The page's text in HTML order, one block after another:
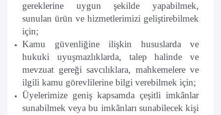
gereklerine uygun şekilde yapabilmek,
sunulan ürün ve hizmetlerimizi geliştirebilmek
için;
Kamu güvenliğine ilişkin hususlarda ve
hukuki uyuşmazlıklarda, talep halinde ve
mevzuat gereği savcılıklara, mahkemelere ve
ilgili kamu görevlilerine bilgi verebilmek için;
Üyelerimize geniş kapsamda çeşitli imkânlar
sunabilmek veya bu imkânları sunabilecek kişi